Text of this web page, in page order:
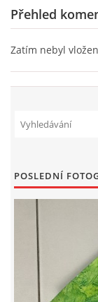
VÝTVARNÉ
BÁSNĚ K TÉMATU
POHYBOVÉ
PÍSNĚ K TÉMATU
Přehled
Zatím nebyl
POSLEDNÍ